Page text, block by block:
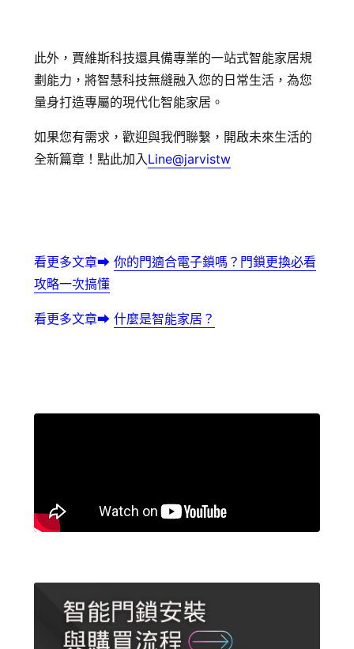
此外，賈維斯科技還具備專業的一站式智能家居規
劃能力，將智慧科技無縫融入您的日常生活，為您
量身打造專屬的現代化智能家居。
如果您有需求，歡迎與我們聯繫，開啟未來生活的
全新篇章！ 點此加入Line@jarvistw
看更多文章⮕ 你的門適合電子鎖嗎？門鎖更換必看
攻略一次搞懂
看更多文章⮕ 什麼是智能家居？